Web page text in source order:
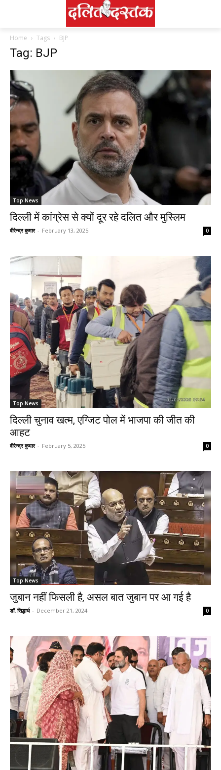
Home Tags BJP
Tag: BJP
Top News
दिल्ली में कांग्रेस से क्यों दूर रहे दलित और मुस्लिम
वीरेन्द्र कुमार - February 13, 2025 0
Top News
दिल्ली चुनाव खत्म, एग्जिट पोल में भाजपा की जीत की
आहट
वीरेन्द्र कुमार - February 5, 2025 0
Top News
जुबान नहीं फिसली है, असल बात जुबान पर आ गई है
डॉ. सिद्धार्थ - December 21, 2024 0